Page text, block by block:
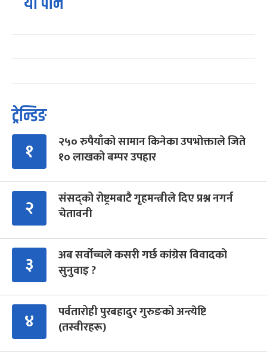
ट्रेन्डिङ
१
२५० रुपैयाँको सामान किनेका उपभोक्ताले जिते
१० लाखको बम्पर उपहार
२
संसद्को रोष्ट्रमबाटै गृहमन्त्रीले दिए प्रश्न नगर्न
चेतावनी
३
अब सर्वोच्चले कसरी गर्छ कांग्रेस विवादको
सुनुवाइ ?
४
पर्वतारोही पुरबहादुर गुरुङको अन्त्येष्टि
(तस्वीरहरू)